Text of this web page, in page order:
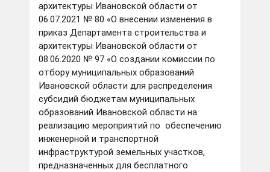
архитектуры Ивановской области от
06.07.2021 № 80 «О внесении изменения в
приказ Департамента строительства и
архитектуры Ивановской области от
08.06.2020 № 97 «О создании комиссии по
отбору муниципальных образований
Ивановской области для распределения
субсидий бюджетам муниципальных
образований Ивановской области на
реализацию мероприятий по обеспечению
инженерной и транспортной
инфраструктурой земельных участков,
предназначенных для бесплатного